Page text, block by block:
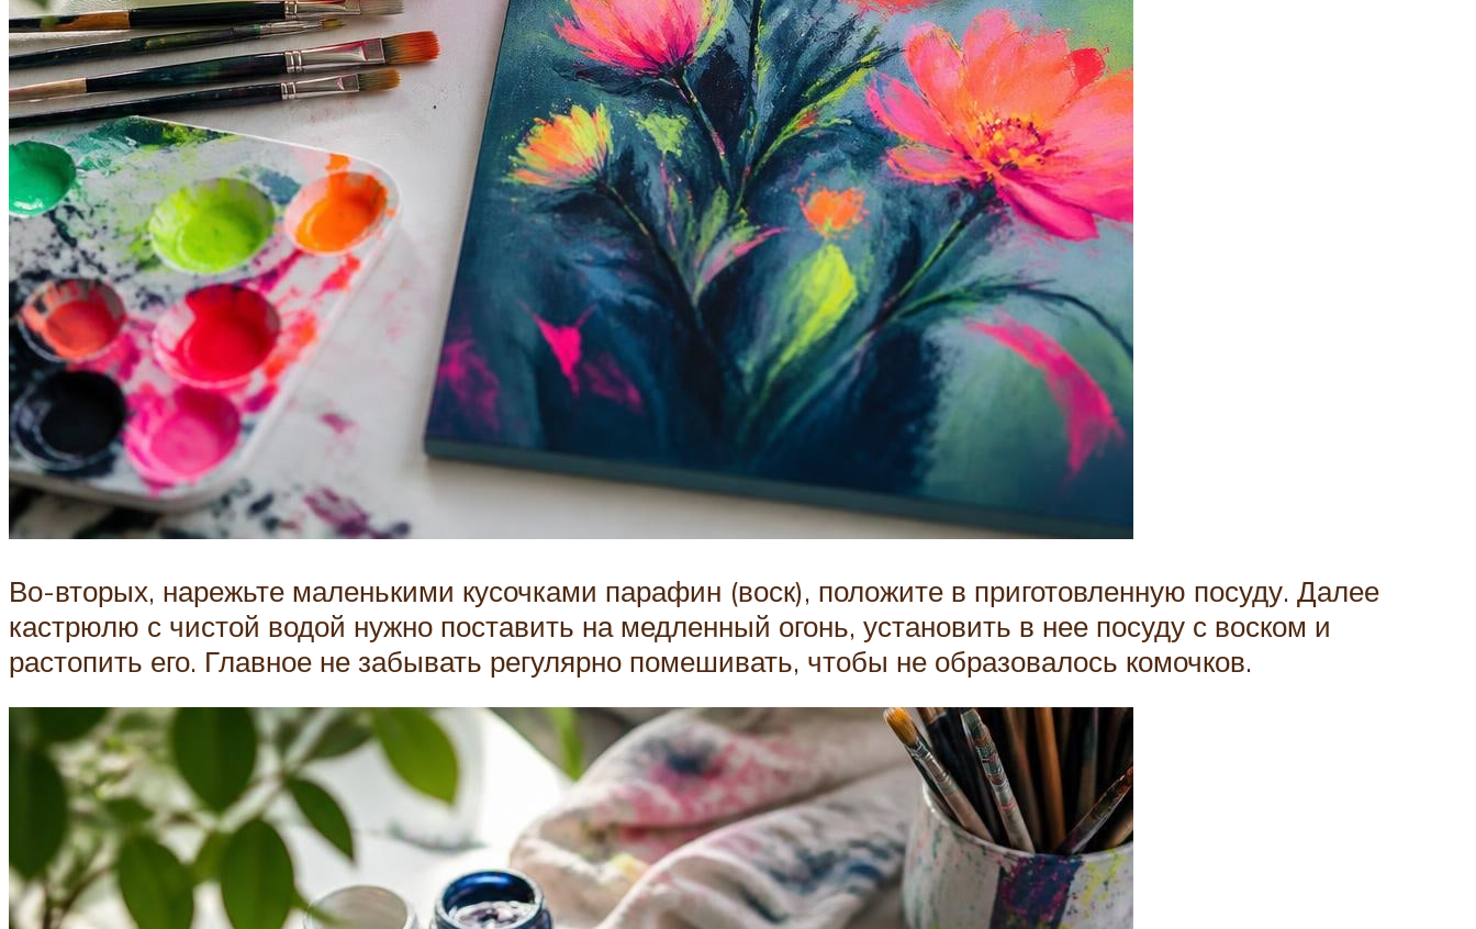
Во-вторых, нарежьте маленькими кусочками парафин (воск), положите в приготовленную посуду. Далее
кастрюлю с чистой водой нужно поставить на медленный огонь, установить в нее посуду с воском и
растопить его. Главное не забывать регулярно помешивать, чтобы не образовалось комочков.